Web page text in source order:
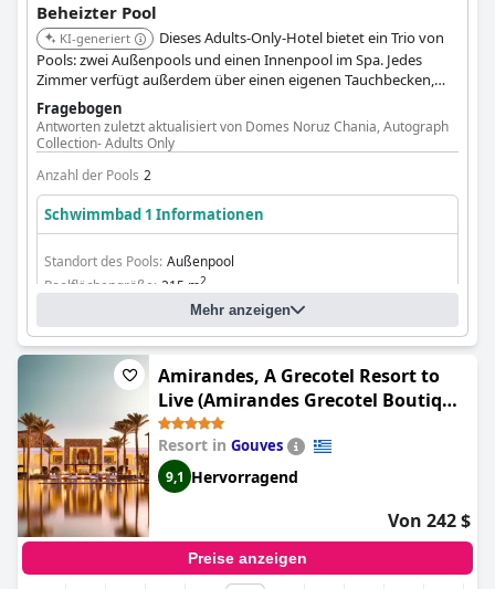
Beheizter Pool
KI-generiert
Dieses Adults-Only-Hotel bietet ein Trio von
Pools: zwei Außenpools und einen Innenpool im Spa. Jedes
Zimmer verfügt außerdem über einen eigenen Tauchbecken,
einen Außenwhirlpool oder einen Außenpool, was zahlreiche
Möglichkeiten zum beheizten Schwimmen bietet.
Fragebogen
Antworten zuletzt aktualisiert von Domes Noruz Chania, Autograph
Collection- Adults Only
Anzahl der Pools 2
Schwimmbad 1 Informationen
Standort des Pools: Außenpool
Poolflächengröße: 215 m2
Mehr anzeigen
Amirandes, A Grecotel Resort to
Live (Amirandes Grecotel Boutique
Resort)
Resort in Gouves
9,1 Hervorragend
Von 242 $
Preise anzeigen